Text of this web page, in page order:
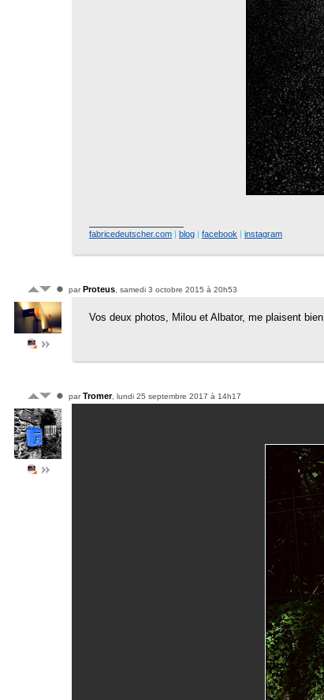
fabricedeutscher.com | blog | facebook | instagram
parProteus , samedi 3 octobre 2015 à 20h53
Vos deux photos, Milou et Albator, me plaisent bien
parTromer, lundi 25 septembre 2017 à 14h17